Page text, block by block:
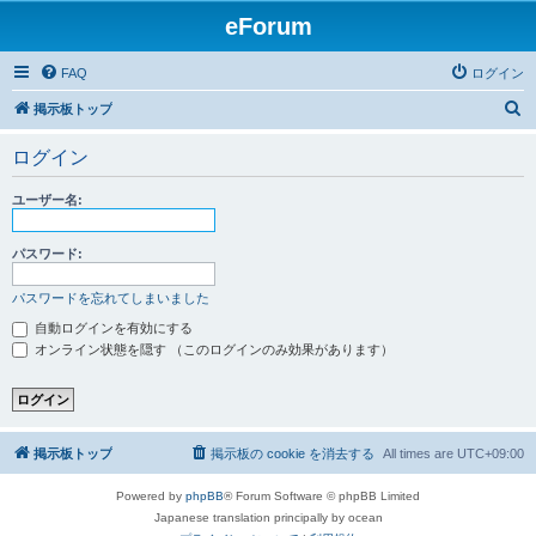
eForum
FAQ ログイン
掲示板トップ
ログイン
ユーザー名:
パスワード:
パスワードを忘れてしまいました
自動ログインを有効にする
オンライン状態を隠す （このログインのみ効果があります）
掲示板トップ All times are UTC+09:00
掲示板の cookie を消去する
Powered by phpBB® Forum Software © phpBB Limited
Japanese translation principally by ocean